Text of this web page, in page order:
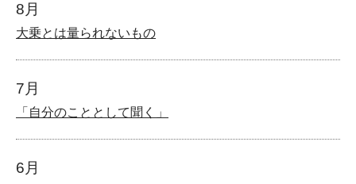
8月
大乗とは量られないもの
7月
「自分のこととして聞く」
6月